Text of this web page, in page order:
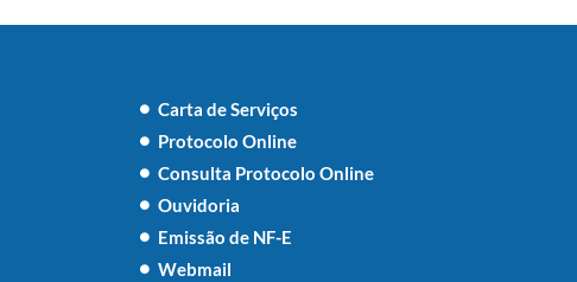
Carta de Serviços
Protocolo Online
Consulta Protocolo Online
Ouvidoria
Emissão de NF-E
Webmail